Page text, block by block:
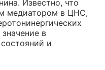
Известно, что
медиатором в ЦНС,
в
и